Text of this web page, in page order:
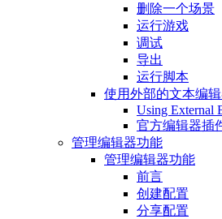
删除一个场景
运行游戏
调试
导出
运行脚本
使用外部的文本编
Using External
官方编辑器插
管理编辑器功能
管理编辑器功能
前言
创建配置
分享配置